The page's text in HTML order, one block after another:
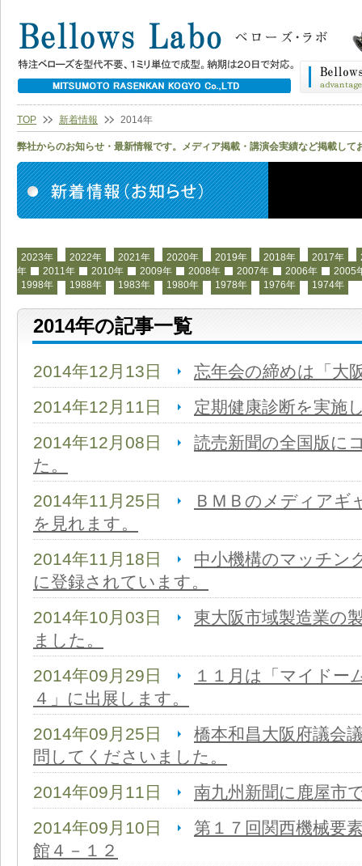
TOP 新着情報 2014年
弊社からのお知らせ・最新情報です。メディア掲載・講演会実績など掲載して
2023年 2022年 2021年 2020年 2019年 2018年 2017年
年
2011年 2010年 2009年 2008年 2007年 2006年
2005
1998年
1988年 1983年 1980年 1978年 1976年 1974年
2014年の記事一覧
2014年12月13日
忘年会の締めは「大
2014年12月11日
定期健康診断を実施
2014年12月08日
読売新聞の全国版に
た。
2014年11月25日
ＢＭＢのメディアギ
を見れます。
2014年11月18日
中小機構のマッチン
に登録されています。
2014年10月03日
東大阪市域製造業の
ました。
2014年09月29日
１１月は「マイドー
４」に出展します。
2014年09月25日
橋本和昌大阪府議会
問してくださいました。
2014年09月11日
南九州新聞に鹿屋市
2014年09月10日
第１７回関西機械要
館４－１２